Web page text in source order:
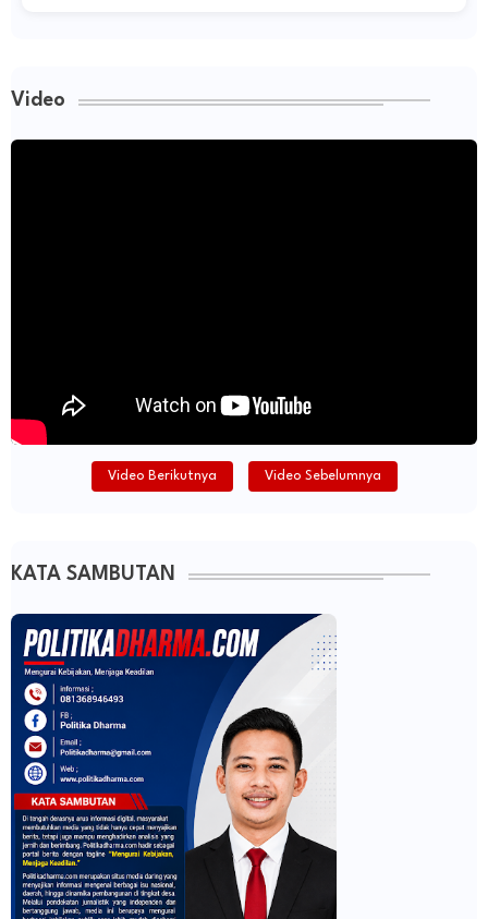
Video
Video Berikutnya Video Sebelumnya
KATA SAMBUTAN